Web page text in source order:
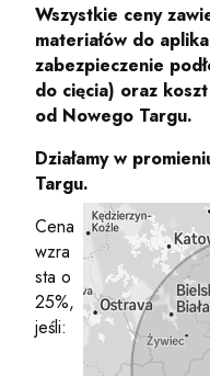
Wszystkie ceny
materiałów do
zabezpieczenie
do cięcia) oraz
od Nowego Targu.
Działamy w
Targu.
Cena
wzra
sta o
25%,
jeśli: